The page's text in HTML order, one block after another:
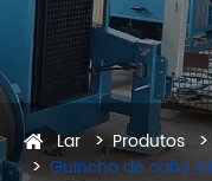
Lar Produtos
Guincho de cabo